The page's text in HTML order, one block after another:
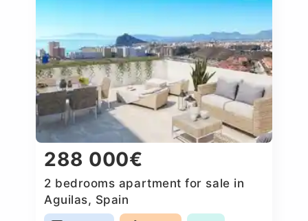
288 000€
2 bedrooms apartment for sale in
Aguilas, Spain